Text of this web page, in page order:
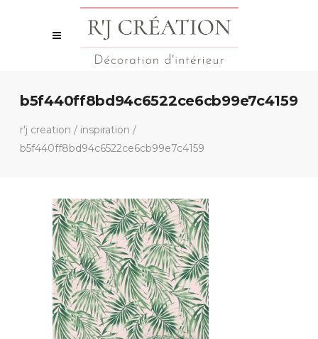
b5f440ff8bd94c6522ce6cb99e7c4159
r'j creation / inspiration /
b5f440ff8bd94c6522ce6cb99e7c4159